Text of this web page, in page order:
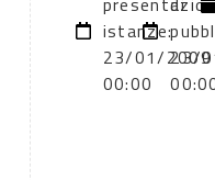
istanze:
23/01/2009
00:00
23/